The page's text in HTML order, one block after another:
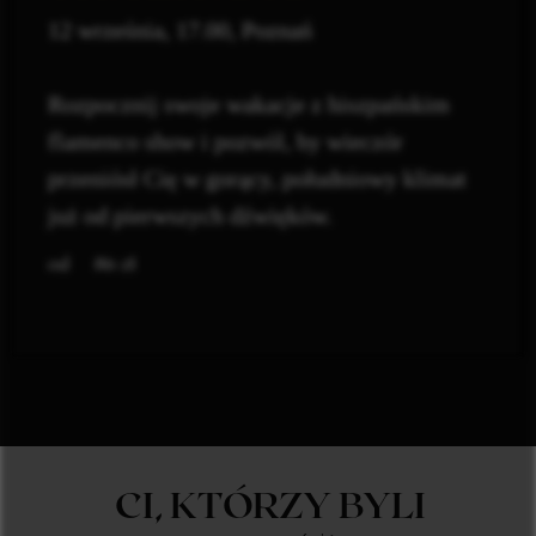
12 września, 17.00, Poznań
Rozpocznij swoje wakacje z hiszpańskim
flamenco show i pozwól, by wieczór
przeniósł Cię w gorący, południowy klimat
już od pierwszych dźwięków.
86
CI, KTÓRZY BYLI